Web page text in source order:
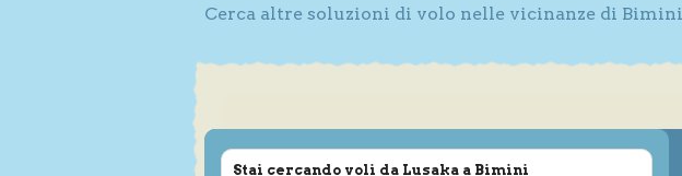
Cerca altre soluzioni di volo nelle vicinanze di Bimini
Stai cercando voli da Lusaka a Bimini